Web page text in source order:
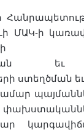
ՄԱԿ-ի
եւ
ստեղծման